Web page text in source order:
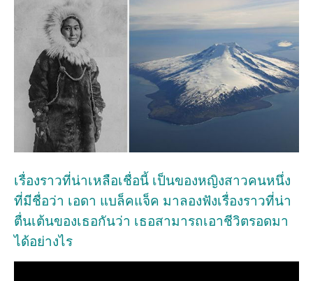
เรื่องราวที่น่าเหลือเชื่อนี้ เป็นของหญิงสาวคนหนึ่ง
ที่มีชื่อว่า เอดา แบล็คแจ็ค มาลองฟังเรื่องราวที่น่า
ตื่นเต้นของเธอกันว่า เธอสามารถเอาชีวิตรอดมา
ได้อย่างไร